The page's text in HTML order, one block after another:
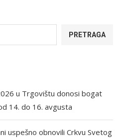
PRETRAGA
u Trgovištu donosi bogat
14. do 16. avgusta
uspešno obnovili Crkvu Svetog